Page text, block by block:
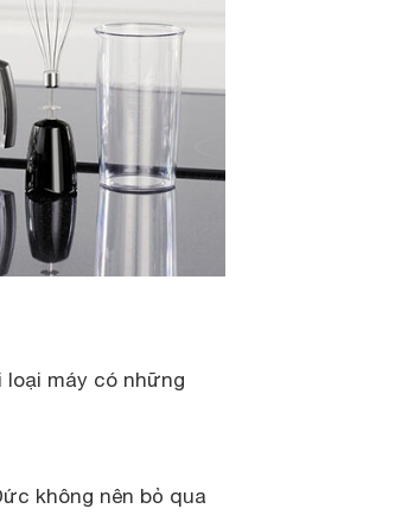
loại máy có những
không nên bỏ qua